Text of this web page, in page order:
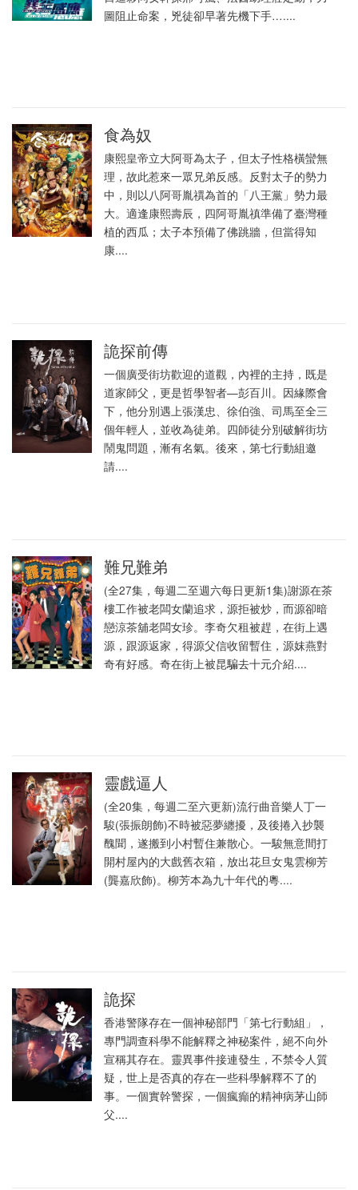
圖阻止命案，兇徒卻早著先機下手…....
食為奴
康熙皇帝立大阿哥為太子，但太子性格橫蠻無
理，故此惹來一眾兄弟反感。反對太子的勢力
中，則以八阿哥胤禩為首的「八王黨」勢力最
大。適逢康熙壽辰，四阿哥胤禛準備了臺灣種
植的西瓜；太子本預備了佛跳牆，但當得知
康....
詭探前傳
一個廣受街坊歡迎的道觀，內裡的主持，既是
道家師父，更是哲學智者—彭百川。因緣際會
下，他分別遇上張漢忠、徐伯強、司馬至全三
個年輕人，並收為徒弟。四師徒分別破解街坊
鬧鬼問題，漸有名氣。後來，第七行動組邀
請....
難兄難弟
(全27集，每週二至週六每日更新1集)謝源在茶
樓工作被老闆女蘭追求，源拒被炒，而源卻暗
戀涼茶舖老闆女珍。李奇欠租被趕，在街上遇
源，跟源返家，得源父信收留暫住，源妺燕對
奇有好感。奇在街上被昆騙去十元介紹....
靈戲逼人
(全20集，每週二至六更新)流行曲音樂人丁一
駿(張振朗飾)不時被惡夢纏擾，及後捲入抄襲
醜聞，遂搬到小村暫住兼散心。一駿無意間打
開村屋內的大戲舊衣箱，放出花旦女鬼雲柳芳
(龔嘉欣飾)。柳芳本為九十年代的粵....
詭探
香港警隊存在一個神秘部門「第七行動組」，
專門調查科學不能解釋之神秘案件，絕不向外
宣稱其存在。靈異事件接連發生，不禁令人質
疑，世上是否真的存在一些科學解釋不了的
事。一個實幹警探，一個瘋癲的精神病茅山師
父....